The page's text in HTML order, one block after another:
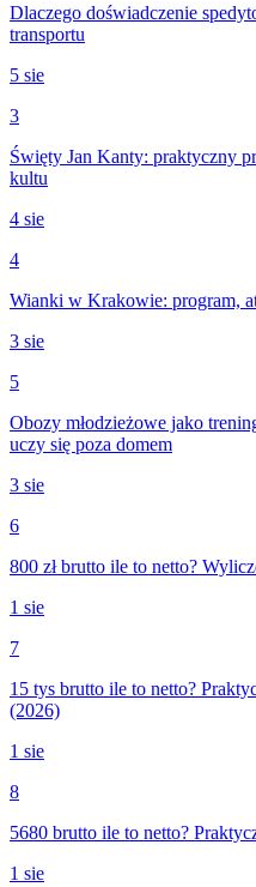
Dlaczego doświadczenie
transportu
5 sie
3
Święty Jan Kanty: praktyczny
kultu
4 sie
4
Wianki w Krakowie: program,
3 sie
5
Obozy młodzieżowe jako
uczy się poza domem
3 sie
6
800 zł brutto ile to netto?
1 sie
7
15 tys brutto ile to netto?
(2026)
1 sie
8
5680 brutto ile to netto?
1 sie